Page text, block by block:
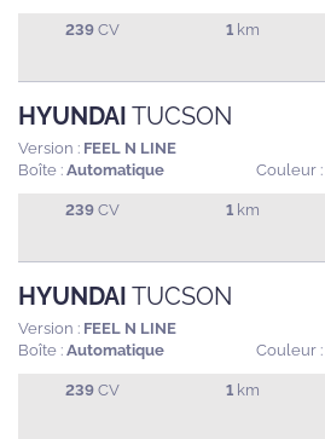
239 CV 1 km
HYUNDAI TUCSON
Version : FEEL N LINE
Boîte : Automatique Couleur :
239 CV 1 km
HYUNDAI TUCSON
Version : FEEL N LINE
Boîte : Automatique Couleur :
239 CV 1 km